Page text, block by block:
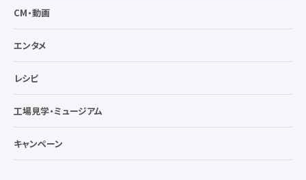
CM・動画
エンタメ
レシピ
工場見学・ミュージアム
キャンペーン